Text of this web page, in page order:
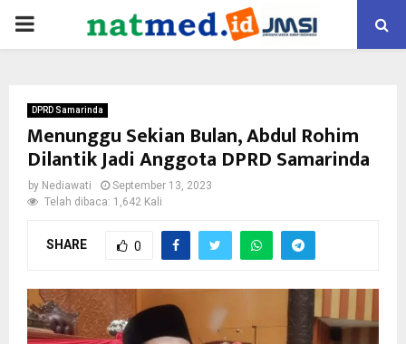
PRIMARY
DPRD Samarinda
Menunggu Sekian Bulan, Abdul Rohim
Dilantik Jadi Anggota DPRD Samarinda
by Nediawati
September 13, 2023
Telah dibaca: 1,642 Kali
SHARE 0